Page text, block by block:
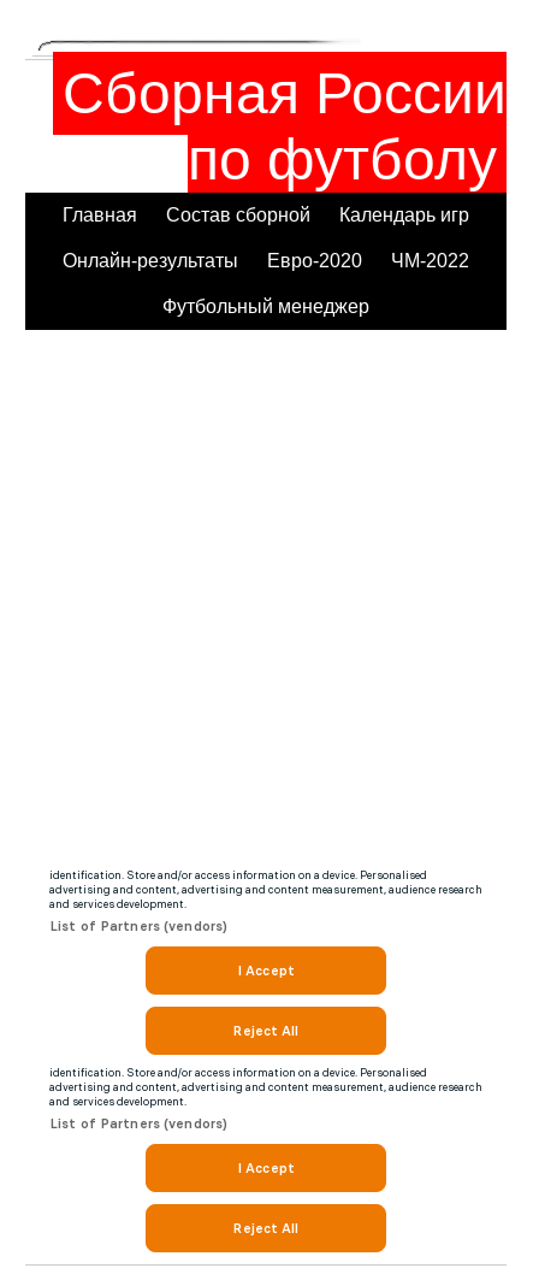
Сборная России
по футболу
Главная Состав сборной Календарь игр
Онлайн-результаты Евро-2020 ЧМ-2022
Футбольный менеджер